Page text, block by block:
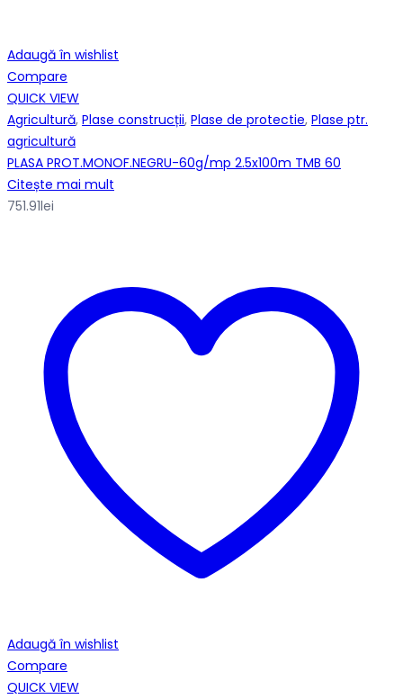
Adaugă în wishlist
Compare
QUICK VIEW
Agricultură, Plase construcții, Plase de protectie, Plase ptr.
agricultură
PLASA PROT.MONOF.NEGRU-60g/mp 2.5x100m TMB 60
Citește mai mult
751.91lei
Adaugă în wishlist
Compare
QUICK VIEW